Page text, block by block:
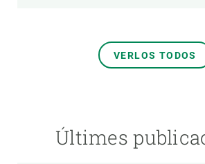
VERLOS TODOS
Últimes